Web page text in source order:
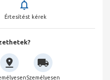
Értesítést kérek
Személyesen